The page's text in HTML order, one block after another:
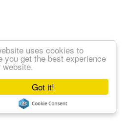
Got it!
uses cookies to
you get the best experience
website.